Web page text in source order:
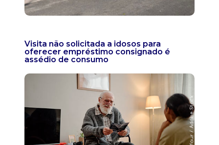
Visita não solicitada a idosos para
oferecer empréstimo consignado é
assédio de consumo